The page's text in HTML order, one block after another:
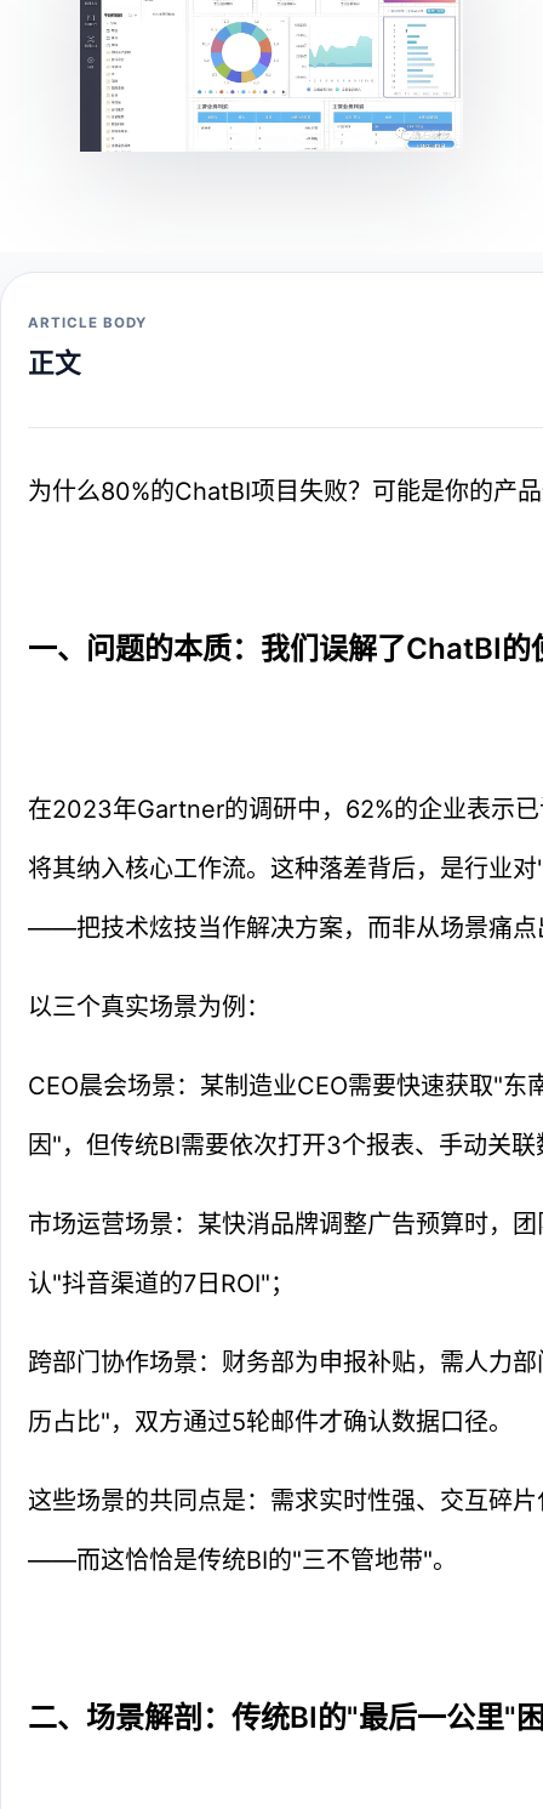
ARTICLE BODY
正文
为什么80%的ChatBI项目失败？可能是你的产
一、问题的本质：我们误解了ChatBI的
在2023年Gartner的调研中，62%的企业表示
将其纳入核心工作流。这种落差背后，是行业
——把技术炫技当作解决方案，而非从场景痛点
以三个真实场景为例：
CEO晨会场景：某制造业CEO需要快速获取"东
因"，但传统BI需要依次打开3个报表、手动关联
市场运营场景：某快消品牌调整广告预算时，
认"抖音渠道的7日ROI"；
跨部门协作场景：财务部为申报补贴，需人力
历占比"，双方通过5轮邮件才确认数据口径。
这些场景的共同点是：需求实时性强、交互碎
——而这恰恰是传统BI的"三不管地带"。
二、场景解剖：传统BI的"最后一公里"